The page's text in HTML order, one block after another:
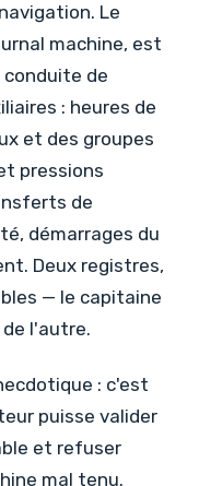
Le
machine, est
de
: heures de
et des groupes
pressions
de
démarrages du
Deux registres,
— le capitaine
l'autre.
: c'est
puisse valider
et refuser
mal tenu.